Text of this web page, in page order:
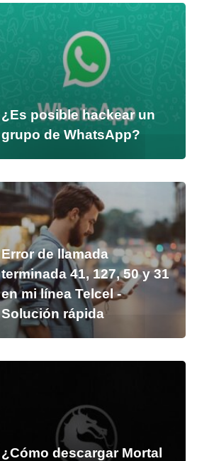
¿Es posible hackear un
grupo de WhatsApp?
Error de llamada
terminada 41, 127, 50 y 31
en mi línea Telcel -
Solución rápida
¿Cómo descargar Mortal